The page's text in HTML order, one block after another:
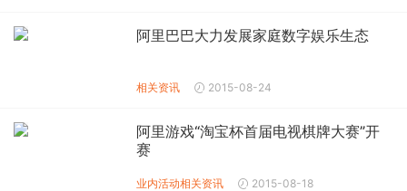
阿里巴巴大力发展家庭数字娱乐生态
相关资讯 2015-08-24
阿里游戏“淘宝杯首届电视棋牌大赛”开
赛
业内活动相关资讯 2015-08-18